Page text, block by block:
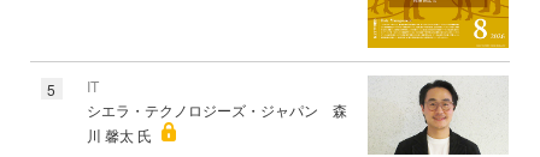
5
IT
シエラ・テクノロジーズ・ジャパン 森
川 馨太 氏